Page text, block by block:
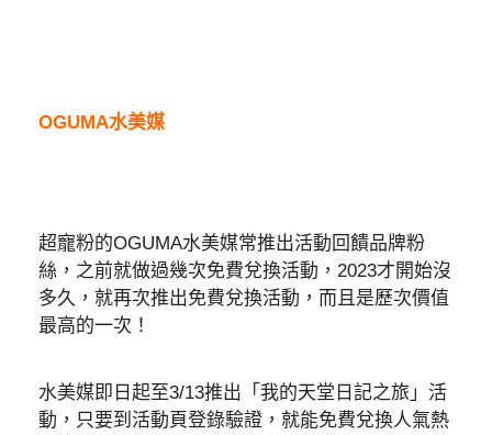
OGUMA水美媒
超寵粉的OGUMA水美媒常推出活動回饋品牌粉
絲，之前就做過幾次免費兌換活動，2023才開始沒
多久，就再次推出免費兌換活動，而且是歷次價值
最高的一次！
水美媒即日起至3/13推出「我的天堂日記之旅」活
動，只要到活動頁登錄驗證，就能免費兌換人氣熱